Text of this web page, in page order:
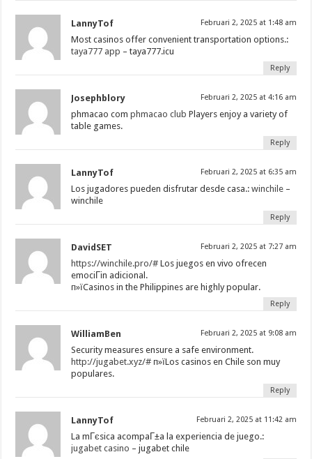
LannyTof Februari 2, 2025 at 1:48 am
Most casinos offer convenient transportation options.:
taya777 app – taya777.icu
Reply
Josephblory Februari 2, 2025 at 4:16 am
phmacao comphmacao club Players enjoy a variety of
table games.
Reply
LannyTof Februari 2, 2025 at 6:35 am
Los jugadores pueden disfrutar desde casa.:winchile –
winchile
Reply
DavidSET Februari 2, 2025 at 7:27 am
https://winchile.pro/# Los juegos en vivo ofrecen
emociГіn adicional.
п»їCasinos in the Philippines are highly popular.
Reply
WilliamBen Februari 2, 2025 at 9:08 am
Security measures ensure a safe environment.
http://jugabet.xyz/# п»їLos casinos en Chile son muy
populares.
Reply
LannyTof Februari 2, 2025 at 11:42 am
La mГєsica acompaГ±a la experiencia de juego.:
jugabet casino – jugabet chile